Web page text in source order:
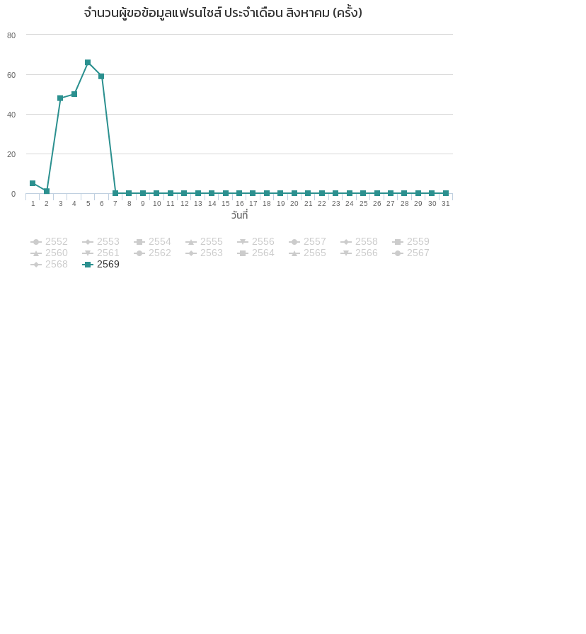
วันที่
จำนวนผู้ขอข้อมูลแฟรนไชส์ ประจำเดือน สิงหาคม (ครั้ง)
2552 2553 2554 2555 2556 2557 2558
2559
2560
2561 2562 2563 2564 2565 2566
2567
2568
2569
1 2 3 4 5 6 7 8 9 10 11 12 13 14 15 16 17 18 19 20 21 22 23 24 25 26 27 28 29 30 31
0
20
40
60
80